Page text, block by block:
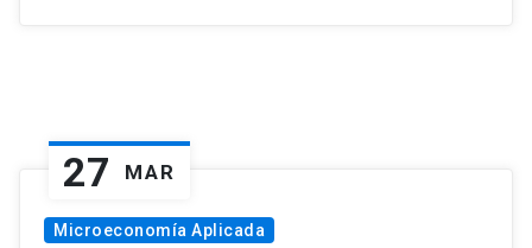
27 MAR
Microeconomía Aplicada